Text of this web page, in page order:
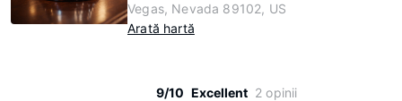
Vegas, Nevada 89102, US
Arată hartă
9/10 Excellent 2 opinii